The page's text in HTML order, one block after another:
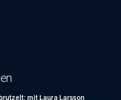
mit Laura Larsson